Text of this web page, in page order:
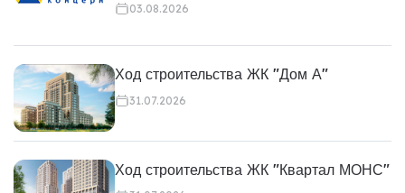
03.08.2026
Ход строительства ЖК "Дом А"
31.07.2026
Ход строительства ЖК "Квартал МОНС"